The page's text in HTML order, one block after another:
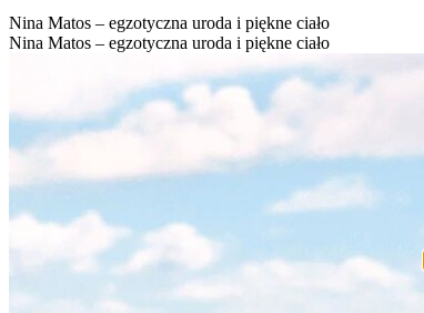
Nina Matos – egzotyczna uroda i piękne ciało
Nina Matos – egzotyczna uroda i piękne ciało